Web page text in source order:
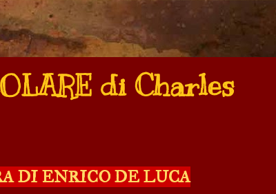
di Charles
DI ENRICO DE LUCA